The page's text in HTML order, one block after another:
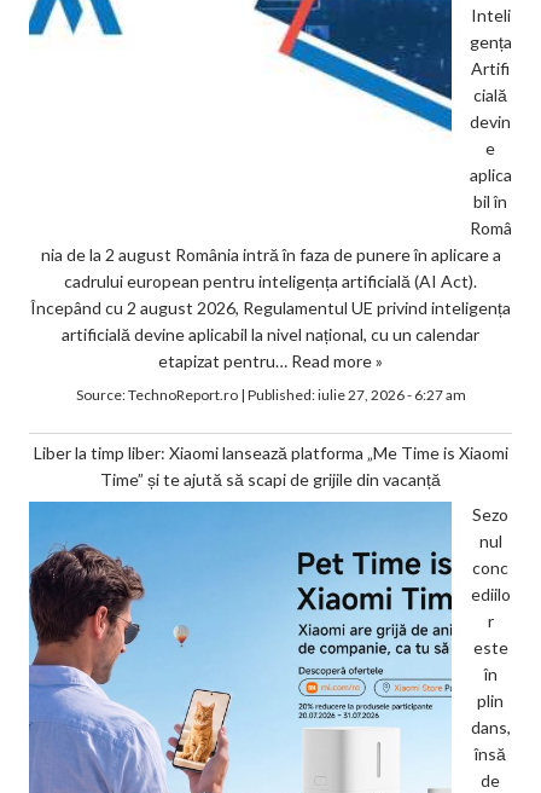
Inteli
gența
Artifi
cială
devin
e
aplica
bil în
Româ
nia de la 2 august România intră în faza de punere în aplicare a
cadrului european pentru inteligența artificială (AI Act).
Începând cu 2 august 2026, Regulamentul UE privind inteligența
artificială devine aplicabil la nivel național, cu un calendar
etapizat pentru… Read more »
Source:TechnoReport.ro| Published:iulie 27, 2026 - 6:27 am
Liber la timp liber: Xiaomi lansează platforma „Me Time is Xiaomi
Time” și te ajută să scapi de grijile din vacanță
Sezo
nul
conc
ediilo
r
este
în
plin
dans,
însă
de